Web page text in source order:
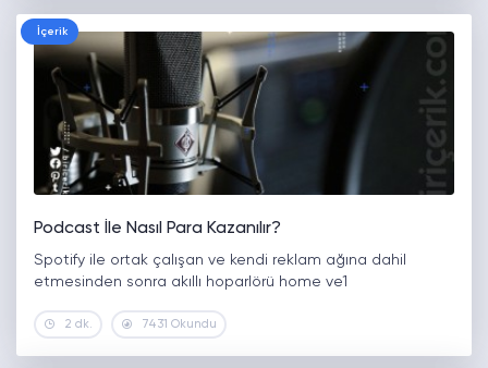
İçerik
Podcast İle Nasıl Para Kazanılır?
Spotify ile ortak çalışan ve kendi reklam ağına dahil
etmesinden sonra akıllı hoparlörü home ve1
2 dk. 7431 Okundu